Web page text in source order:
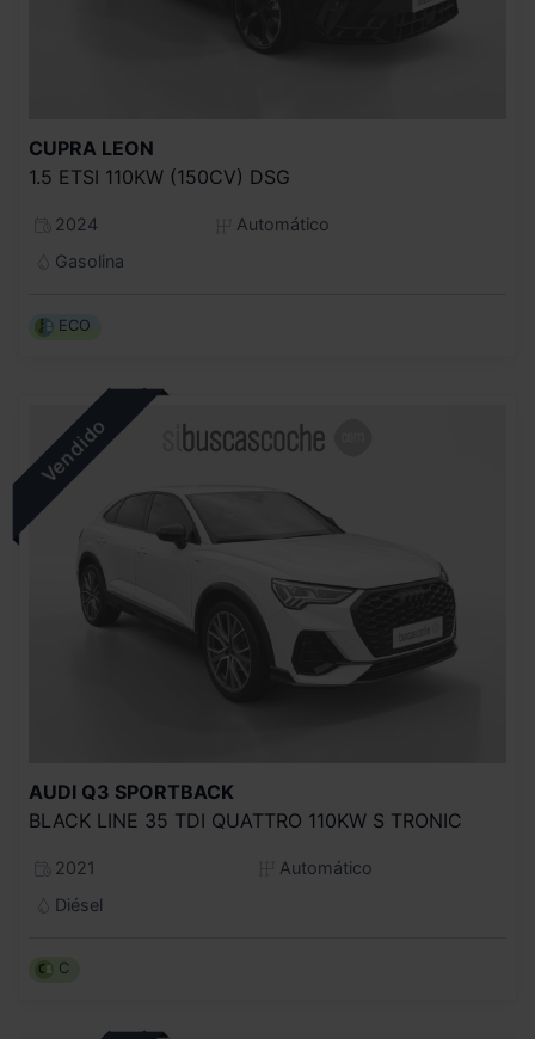
CUPRA LEON
1.5 ETSI 110KW (150CV) DSG
2024
Automático
Gasolina
ECO
AUDI Q3 SPORTBACK
BLACK LINE 35 TDI QUATTRO 110KW S TRONIC
2021
Automático
Diésel
C